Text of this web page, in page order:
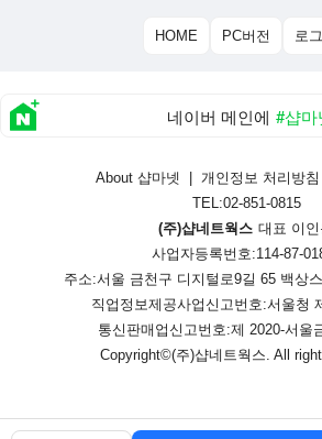
HOME PC버전 로
네이버 메인에 #샵마
About 샵마넷 개인정보 처리방침
TEL:02-851-0815
(주)샵네트웍스 대표 이인
사업자등록번호:114-87-
주소:서울 금천구 디지털로9길 65 백상
직업정보제공사업신고번호:서울청
통신판매업신고번호:제 2020-서울
Copyright©(주)샵네트웍스. All